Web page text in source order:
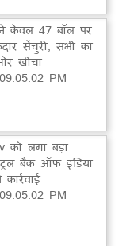
केवल 47 बॉल पर
सेंचुरी, सभी का
खींचा
PM
को लगा बड़ा
बैंक ऑफ इंडिया
PM